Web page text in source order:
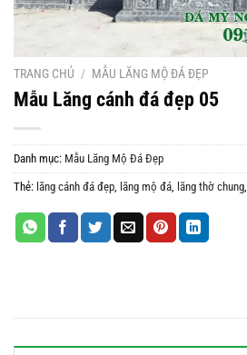
TRANG CHỦ / MẪU LĂNG MỘ ĐÁ ĐẸP
Mẫu Lăng cánh đá đẹp 05
Danh mục: Mẫu Lăng Mộ Đá Đẹp
Thẻ: lăng cánh đá đẹp, lăng mộ đá, lăng thờ chung,